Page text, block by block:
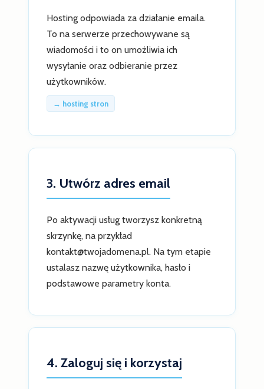
Hosting odpowiada za działanie emaila.
To na serwerze przechowywane są
wiadomości i to on umożliwia ich
wysyłanie oraz odbieranie przez
użytkowników.
→ hosting stron
3. Utwórz adres email
Po aktywacji usług tworzysz konkretną
skrzynkę, na przykład
kontakt@twojadomena.pl. Na tym etapie
ustalasz nazwę użytkownika, hasło i
podstawowe parametry konta.
4. Zaloguj się i korzystaj